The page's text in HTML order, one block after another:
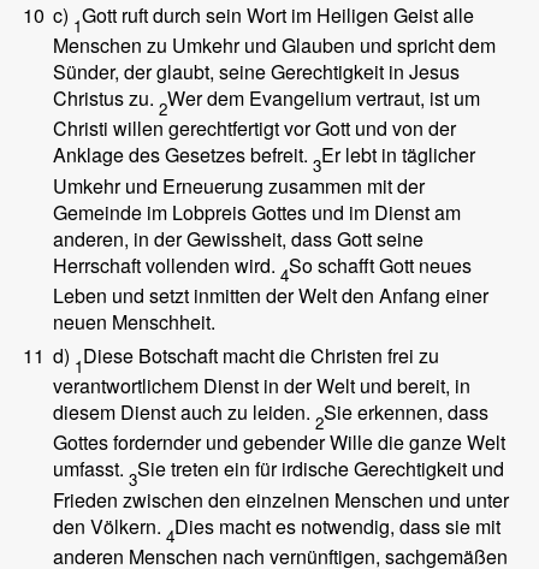
10 c) 1Gott ruft durch sein Wort im Heiligen Geist alle
Menschen zu Umkehr und Glauben und spricht dem
Sünder, der glaubt, seine Gerechtigkeit in Jesus
Christus zu. 2Wer dem Evangelium vertraut, ist um
Christi willen gerechtfertigt vor Gott und von der
Anklage des Gesetzes befreit. 3Er lebt in täglicher
Umkehr und Erneuerung zusammen mit der
Gemeinde im Lobpreis Gottes und im Dienst am
anderen, in der Gewissheit, dass Gott seine
Herrschaft vollenden wird. 4So schafft Gott neues
Leben und setzt inmitten der Welt den Anfang einer
neuen Menschheit.
11 d) 1Diese Botschaft macht die Christen frei zu
verantwortlichem Dienst in der Welt und bereit, in
diesem Dienst auch zu leiden. 2Sie erkennen, dass
Gottes fordernder und gebender Wille die ganze Welt
umfasst. 3Sie treten ein für irdische Gerechtigkeit und
Frieden zwischen den einzelnen Menschen und unter
den Völkern. 4Dies macht es notwendig, dass sie mit
anderen Menschen nach vernünftigen, sachgemäßen